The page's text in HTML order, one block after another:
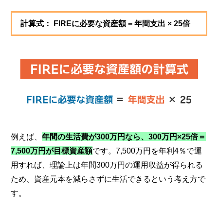
計算式： FIREに必要な資産額 = 年間支出 × 25倍
例えば、年間の生活費が300万円なら、300万円×25倍＝
7,500万円が目標資産額です。7,500万円を年利4％で運
用すれば、理論上は年間300万円の運用収益が得られる
ため、資産元本を減らさずに生活できるという考え方で
す。